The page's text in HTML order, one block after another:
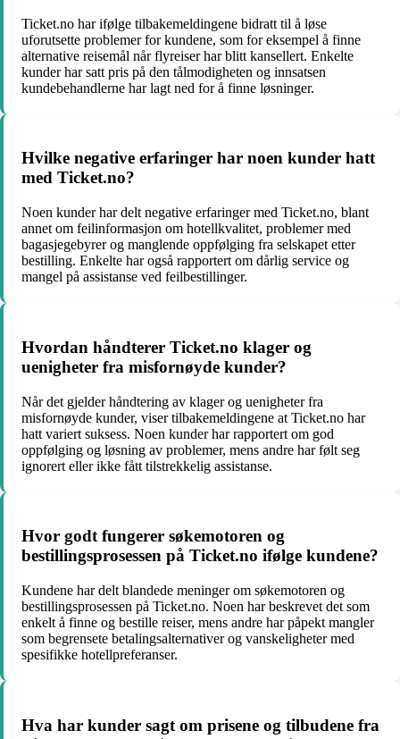
Ticket.no har ifølge tilbakemeldingene bidratt til å løse
uforutsette problemer for kundene, som for eksempel å finne
alternative reisemål når flyreiser har blitt kansellert. Enkelte
kunder har satt pris på den tålmodigheten og innsatsen
kundebehandlerne har lagt ned for å finne løsninger.
Hvilke negative erfaringer har noen kunder hatt
med Ticket.no?
Noen kunder har delt negative erfaringer med Ticket.no, blant
annet om feilinformasjon om hotellkvalitet, problemer med
bagasjegebyrer og manglende oppfølging fra selskapet etter
bestilling. Enkelte har også rapportert om dårlig service og
mangel på assistanse ved feilbestillinger.
Hvordan håndterer Ticket.no klager og
uenigheter fra misfornøyde kunder?
Når det gjelder håndtering av klager og uenigheter fra
misfornøyde kunder, viser tilbakemeldingene at Ticket.no har
hatt variert suksess. Noen kunder har rapportert om god
oppfølging og løsning av problemer, mens andre har følt seg
ignorert eller ikke fått tilstrekkelig assistanse.
Hvor godt fungerer søkemotoren og
bestillingsprosessen på Ticket.no ifølge kundene?
Kundene har delt blandede meninger om søkemotoren og
bestillingsprosessen på Ticket.no. Noen har beskrevet det som
enkelt å finne og bestille reiser, mens andre har påpekt mangler
som begrensete betalingsalternativer og vanskeligheter med
spesifikke hotellpreferanser.
Hva har kunder sagt om prisene og tilbudene fra